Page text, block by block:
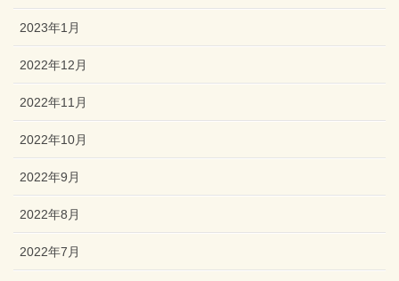
2023年1月
2022年12月
2022年11月
2022年10月
2022年9月
2022年8月
2022年7月